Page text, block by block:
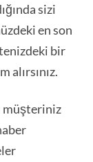
sizi
en son
bir
müşteriniz